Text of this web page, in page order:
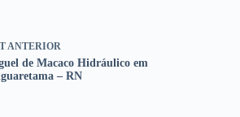
ANTERIOR
de Macaco Hidráulico em
– RN